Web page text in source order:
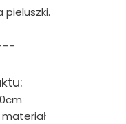
pieluszki.